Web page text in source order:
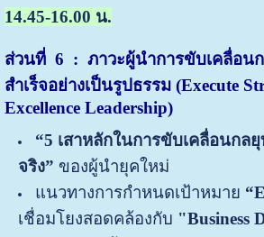
14.45-16.00 น.
ส่วนที่ 6 : ภาวะผู้นำการขับเคลื่อนก
สำเร็จอย่างเป็นรูปธรรม (Execute
Excellence Leadership)
“5 เสาหลักในการขับเคลื่อนกลยุ
จริง” ของผู้นำยุคใหม่
แนวทางการกำหนดเป้าหมาย
เชื่อมโยงสอดคล้องกับ "Business